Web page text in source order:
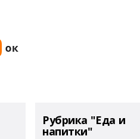
Рубрика "Еда и
напитки"